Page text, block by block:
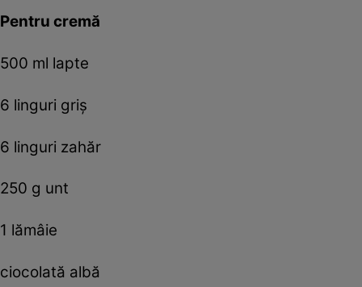
Pentru cremă
500 ml lapte
6 linguri griş
6 linguri zahăr
250 g unt
1 lămâie
ciocolată albă